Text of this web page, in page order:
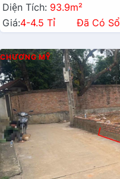
Diện Tích: 93.9m²
Giá:4-4.5 Tỉ Đã Có Sổ
CHƯƠNG MỸ